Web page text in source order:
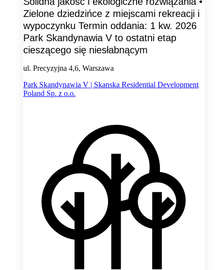
Zielone dziedzińce z miejscami rekreacji i
wypoczynku Termin oddania: 1 kw. 2026
Park Skandynawia V to ostatni etap
cieszącego się niesłabnącym
ul. Precyzyjna 4,6, Warszawa
Park Skandynawia V | Skanska Residential Development
Poland Sp. z o.o.